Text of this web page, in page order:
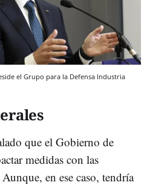
el Grupo para la Defensa Industria
que el Gobierno de
medidas con las
en ese caso, tendría